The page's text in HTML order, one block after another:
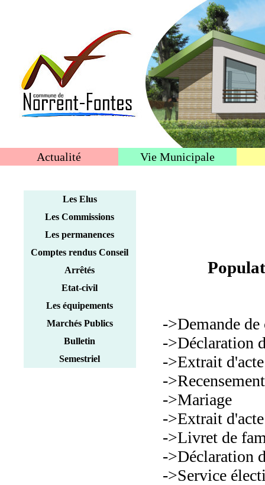
Actualité Vie Municipale
Les Elus
Les Commissions
Les permanences
Comptes rendus Conseil
Municipal
Arrêtés
Etat-civil
Les équipements
Marchés Publics
Bulletin
Semestriel
->Demande
->Déclaration
->Extrait
-
->Mariage
->Extrait
->Livret de
->Déclaration
->Service